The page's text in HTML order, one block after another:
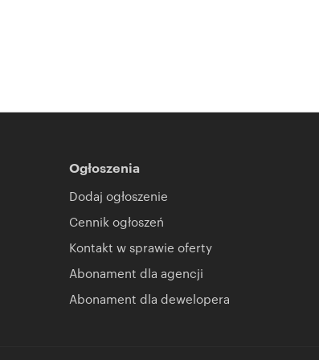
Ogłoszenia
Dodaj ogłoszenie
Cennik ogłoszeń
Kontakt w sprawie oferty
Abonament dla agencji
Abonament dla dewelopera